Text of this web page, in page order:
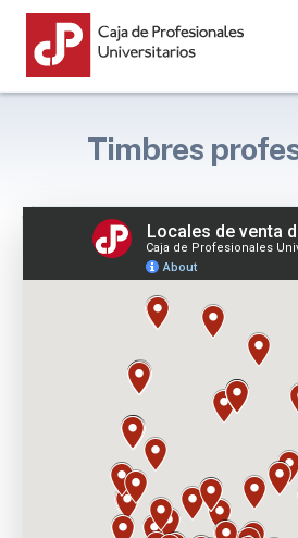
Timbres